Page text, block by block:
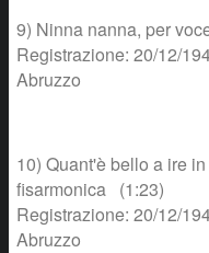
9) Ninna nanna, per
Registrazione: 20/12/
Abruzzo
10) Quant'è bello a ire
fisarmonica (1:23)
Registrazione: 20/12/
Abruzzo